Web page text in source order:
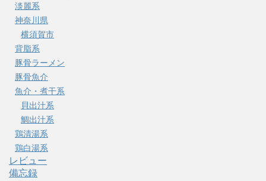
淡麗系
神奈川県
横須賀市
背脂系
豚骨ラーメン
豚骨魚介
魚介・煮干系
貝出汁系
鯛出汁系
鶏清湯系
鶏白湯系
レビュー
備忘録